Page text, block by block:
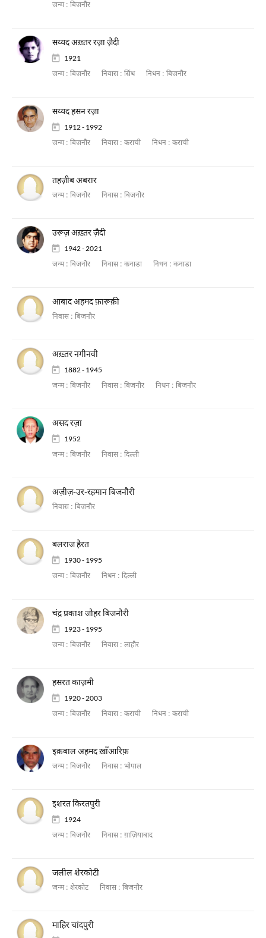
जन्म : बिजनौर
सय्यद अख़्तर रज़ा ज़ैदी
1921
जन्म : बिजनौर निवास : सिंध निधन : बिजनौर
सय्यद हसन रज़ा
1912 - 1992
जन्म : बिजनौर निवास : कराची निधन : कराची
तहज़ीब अबरार
जन्म : बिजनौर निवास : बिजनौर
उरूज़ अख़्तर ज़ैदी
1942 - 2021
जन्म : बिजनौर निवास : कनाडा निधन : कनाडा
आबाद अहमद फ़ारूक़ी
निवास : बिजनौर
अख़्तर नगीनवी
1882 - 1945
जन्म : बिजनौर निवास : बिजनौर निधन : बिजनौर
असद रज़ा
1952
जन्म : बिजनौर निवास : दिल्ली
अज़ीज़-उर-रहमान बिजनौरी
निवास : बिजनौर
बलराज हैरत
1930 - 1995
जन्म : बिजनौर निधन : दिल्ली
चंद्र प्रकाश जौहर बिजनौरी
1923 - 1995
जन्म : बिजनौर निवास : लाहौर
हसरत काज़मी
1920 - 2003
जन्म : बिजनौर निवास : कराची निधन : कराची
इक़बाल अहमद ख़ाँआरिफ़
जन्म : बिजनौर निवास : भोपाल
इशरत किरतपुरी
1924
जन्म : बिजनौर निवास : ग़ाज़ियाबाद
जलील शेरकोटी
जन्म : शेरकोट निवास : बिजनौर
माहिर चांदपुरी